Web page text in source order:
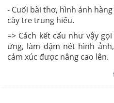
- Cuối bài thơ, hình ảnh
cây tre trung hiếu.
=> Cách kết cấu như vậy
ứng, làm đậm nét hình
cảm xúc được nâng cao lên.